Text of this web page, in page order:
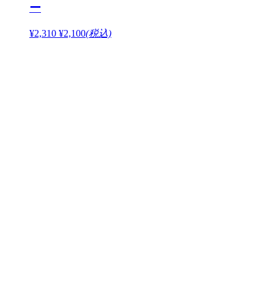
ー
¥2,310 ¥2,100(税込)